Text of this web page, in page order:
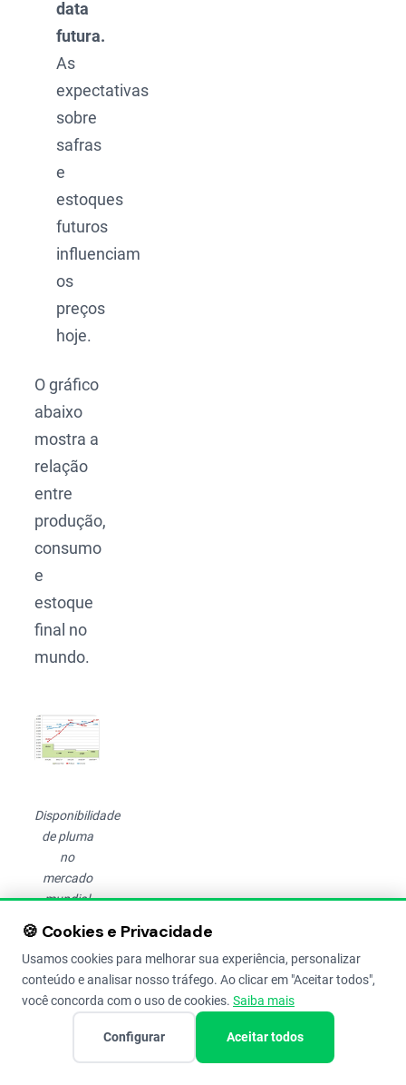
data
futura.
As
expectativas
sobre
safras
e
estoques
futuros
influenciam
os
preços
hoje.
O gráfico
abaixo
mostra a
relação
entre
produção,
consumo
e
estoque
final no
mundo.
Disponibilidade
de pluma
no
mercado
mundial
toneladas).
(Fonte:
Conab
(USDA)
**projeção)
🍪 Cookies e Privacidade
Usamos cookies para melhorar sua experiência, personalizar
conteúdo e analisar nosso tráfego. Ao clicar em "Aceitar todos",
você concorda com o uso de cookies. Saiba mais
Configurar Aceitar todos